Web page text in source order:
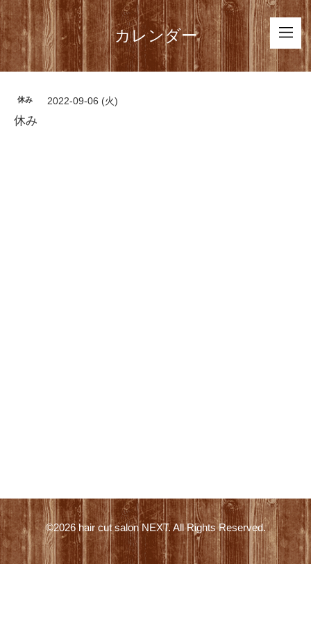
カレンダー
休み 2022-09-06 (火)
休み
©2026hair cut salon NEXT. All Rights Reserved.